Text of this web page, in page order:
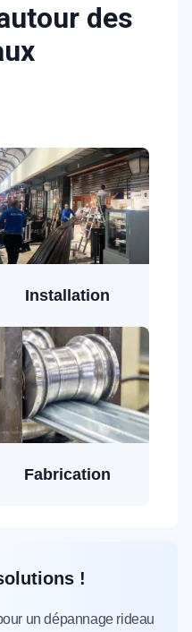
des
Installation
Fabrication
!
un dépannage rideau